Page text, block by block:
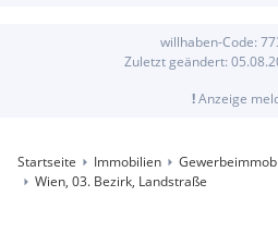
willhaben-Code:
Zuletzt geändert:
!Anzeige
Startseite Immobilien
Wien, 03. Bezirk, Landstraße